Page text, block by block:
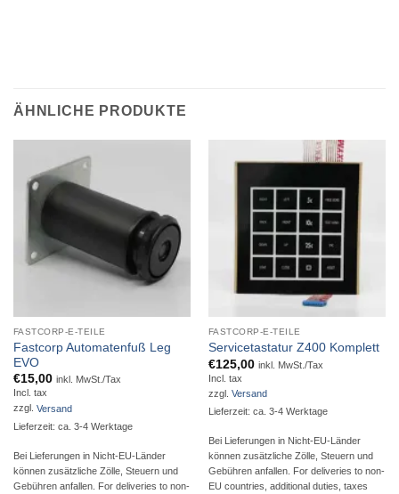
ÄHNLICHE PRODUKTE
FASTCORP-E-TEILE
Fastcorp Automatenfuß Leg
EVO
€15,00 inkl. MwSt./Tax
Incl. tax
zzgl. Versand
Lieferzeit: ca. 3-4 Werktage
Bei Lieferungen in Nicht-EU-Länder
können zusätzliche Zölle, Steuern und
Gebühren anfallen. For deliveries to non-
FASTCORP-E-TEILE
Servicetastatur Z400 Komplett
€125,00 inkl. MwSt./Tax
Incl. tax
zzgl. Versand
Lieferzeit: ca. 3-4 Werktage
Bei Lieferungen in Nicht-EU-Länder
können zusätzliche Zölle, Steuern und
Gebühren anfallen. For deliveries to non-
EU countries, additional duties, taxes